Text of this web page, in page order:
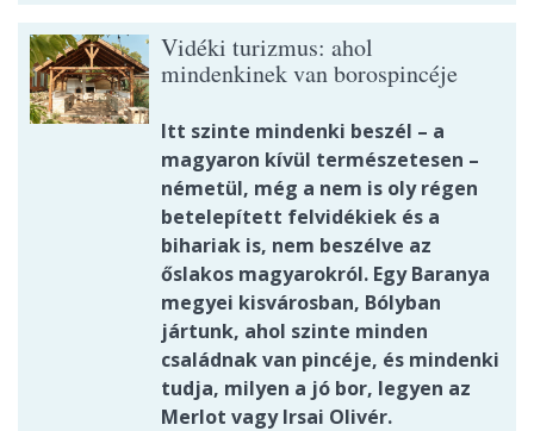
Vidéki turizmus: ahol
mindenkinek van borospincéje
Itt szinte mindenki beszél – a
magyaron kívül természetesen –
németül, még a nem is oly régen
betelepített felvidékiek és a
bihariak is, nem beszélve az
őslakos magyarokról. Egy Baranya
megyei kisvárosban, Bólyban
jártunk, ahol szinte minden
családnak van pincéje, és mindenki
tudja, milyen a jó bor, legyen az
Merlot vagy Irsai Olivér.